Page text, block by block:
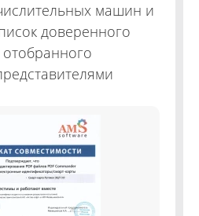
машин и
доверенного